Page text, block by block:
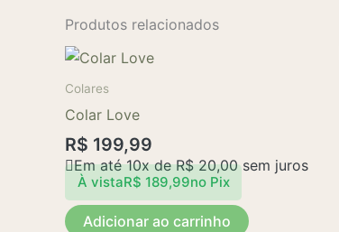
Produtos relacionados
Colares
Colar Love
R$ 199,99
Em até 10x deR$20,00sem juros
À vistaR$ 189,99no Pix
Adicionar ao carrinho